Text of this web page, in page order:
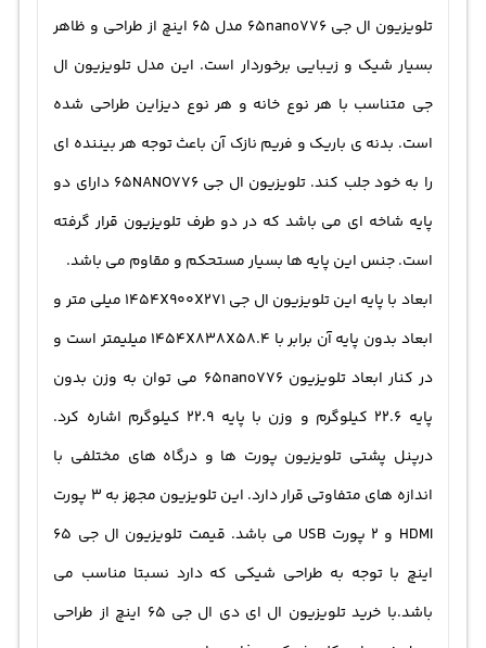
می توان به AI Sound اشاره کرد. که باعث حذف نویز ها شده
است و صدا ها به صورت واضح و یکدست به گوش کاربران
خواهد رسید. تلویزیون ال جی 65NANO776 از سیستم عامل
WebOS برخوردار است. سیستم عامل WebOS امکان اتصال به
اینترنت از طریق Wi-Fi را دارد که از طریق آن می توان به برنامه
های مورد علاقه ی خود دسترسی پیدا کنید. تلویزیون ال جی
سری nano776 مجهز به هوش مصنوعی ThinQ است و با نصب
این برنامه بر روی تلفن همراه خود می توانید وسایل هوشمند
منزل خود را از راه دور کنترل و مدیریت کنید. این تلویزیون
دارای پورت ها و درگاه های ارتباطی متفاوتی می باشد. این
درگاه ها دارای 3 پورت HDMI و 2 پورت USB می باشد. از
فناوری این تلویزیون که قابلیت اتصال از راه دور را دارند می
توان به بلوتوث و وای فای اشاره کرد. خرید تلویزیون الجی ال
ال دی با توجه به امکانات عالی که دارد گزینه نسبتا مناسب
است. همچنین قیمت تلویزیون ۶۵ اینچ الجی در محدوه
مناسبی است
تلویزیون ال جی 65nano776 مدل 65 اینچ از طراحی و ظاهر
بسیار شیک و زیبایی برخوردار است. این مدل تلویزیون ال
جی متناسب با هر نوع خانه و هر نوع دیزاین طراحی شده
است. بدنه ی باریک و فریم نازک آن باعث توجه هر بیننده ای
را به خود جلب کند. تلویزیون ال جی 65NANO776 دارای دو
پایه شاخه ای می باشد که در دو طرف تلویزیون قرار گرفته
است. جنس این پایه ها بسیار مستحکم و مقاوم می باشد.
ابعاد با پایه این تلویزیون ال جی 1454X900X271 میلی متر و
ابعاد بدون پایه آن برابر با 1454X838X58.4 میلیمتر است و
در کنار ابعاد تلویزیون 65nano776 می توان به وزن بدون
پایه 22.6 کیلوگرم و وزن با پایه 22.9 کیلوگرم اشاره کرد.
درپنل پشتی تلویزیون پورت ها و درگاه های مختلفی با
اندازه های متفاوتی قرار دارد. این تلویزیون مجهز به 3 پورت
HDMI و 2 پورت USB می باشد. قیمت تلویزیون ال جی 65
اینچ با توجه به طراحی شیکی که دارد نسبتا مناسب می
باشد.با خرید تلویزیون ال ای دی ال جی ۶۵ اینچ از طراحی